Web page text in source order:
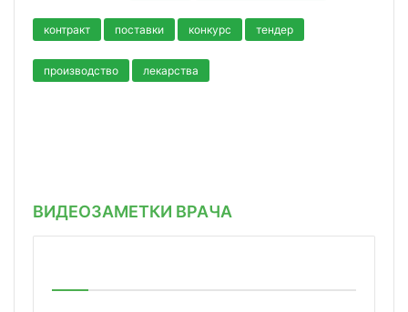
контракт поставки конкурс тендер
производство лекарства
ВИДЕОЗАМЕТКИ ВРАЧА